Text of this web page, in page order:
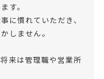
す。
に慣れていただき、
しません。
来は管理職や営業所